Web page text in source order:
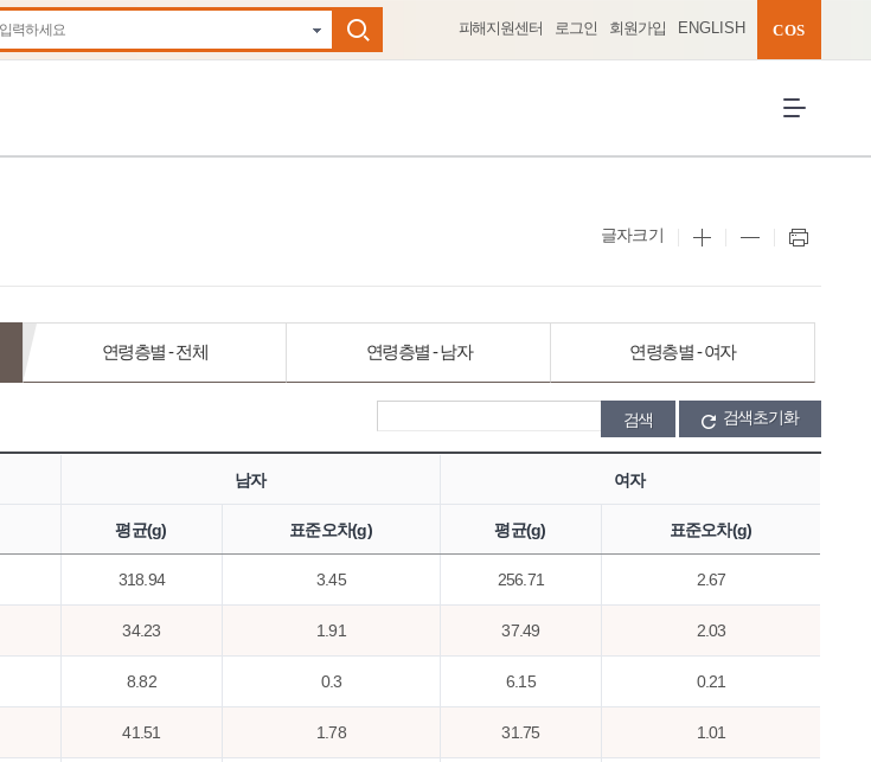
자동완성 펼치기
검색
피해지원센터 로그인 회원가입 ENGLISH COS
글자크기
연령층별 - 전체 연령층별 - 남자 연령층별 - 여자
검색초기화
남자 여자
평균(g) 표준오차(g) 평균(g) 표준오차(g)
318.94 3.45 256.71 2.67
34.23 1.91 37.49 2.03
8.82 0.3 6.15 0.21
41.51 1.78 31.75 1.01